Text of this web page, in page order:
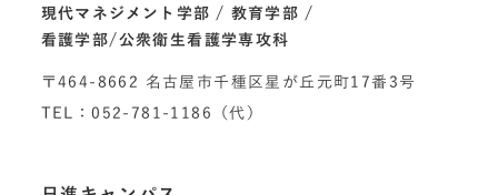
現代マネジメント学部
教育学部
看護学部/公衆衛生看護学専攻科
〒464-8662 名古屋市千種区星が丘元町17番3号
TEL：052-781-1186（代）